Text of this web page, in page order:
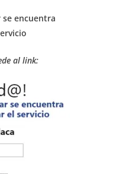
encuentra
al link: